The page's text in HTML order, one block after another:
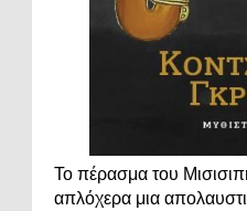
Το πέρασμα του
απλόχερα μια